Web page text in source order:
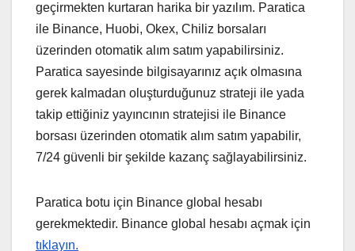
geçirmekten kurtaran harika bir yazılım. Paratica
ile Binance, Huobi, Okex, Chiliz borsaları
üzerinden otomatik alım satım yapabilirsiniz.
Paratica sayesinde bilgisayarınız açık olmasına
gerek kalmadan oluşturduğunuz strateji ile yada
takip ettiğiniz yayıncının stratejisi ile Binance
borsası üzerinden otomatik alım satım yapabilir,
7/24 güvenli bir şekilde kazanç sağlayabilirsiniz.
Paratica botu için Binance global hesabı
gerekmektedir. Binance global hesabı açmak için
tıklayın.